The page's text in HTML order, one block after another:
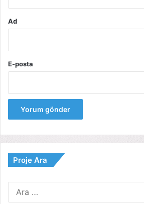
Ad
E-posta
Proje Ara